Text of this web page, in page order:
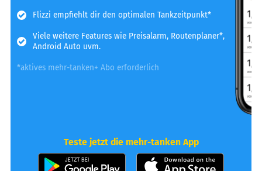
Flizzi empfiehlt dir den optimalen Tankzeitpunkt*
Viele weitere Features wie Preisalarm, Routenplaner*,
Android Auto uvm.
*aktives mehr-tanken+ Abo erforderlich
Teste jetzt die mehr-tanken App